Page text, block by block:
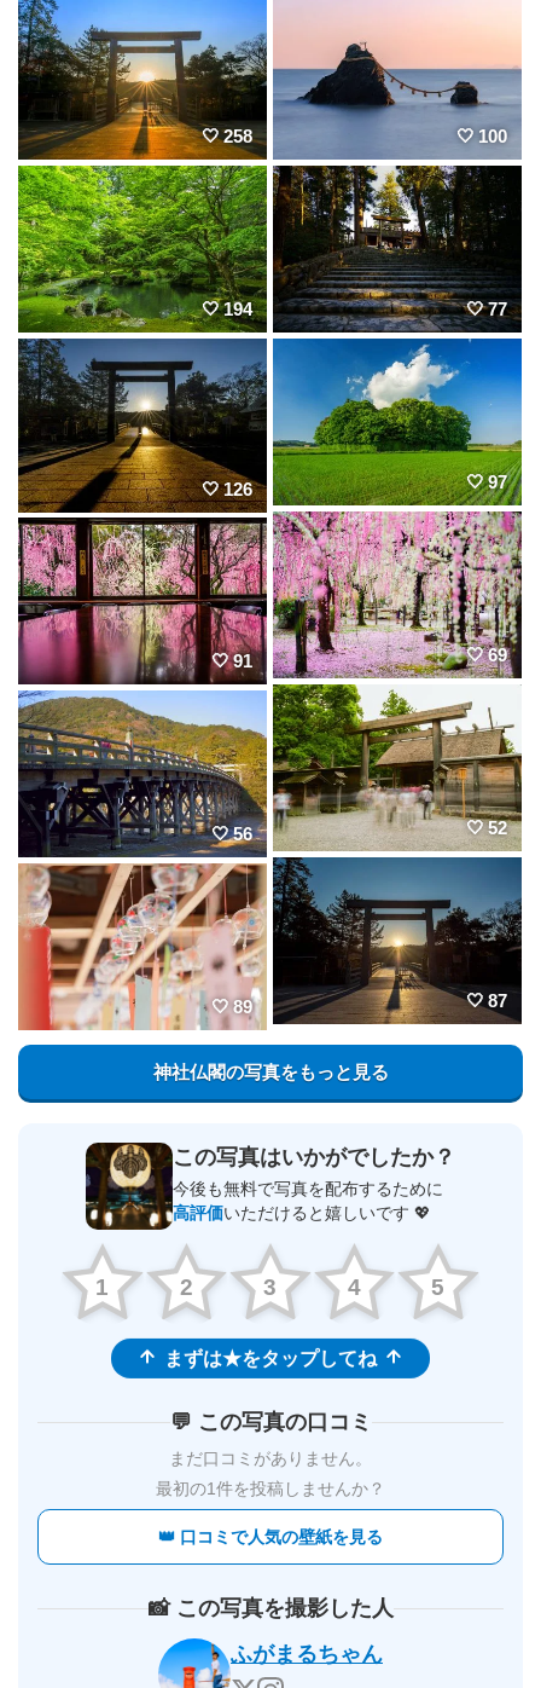
258 100
194 77
126 97
69
91
52
56
87
89
神社仏閣の写真をもっと見る
この写真はいかがでしたか？
今後も無料で写真を配布するために
高評価いただけると嬉しいです 💖
1 2 3 4 5
まずは★をタップしてね
💬 この写真の口コミ
まだ口コミがありません。
最初の1件を投稿しませんか？
👑 口コミで人気の壁紙を見る
📸 この写真を撮影した人
ふがまるちゃん